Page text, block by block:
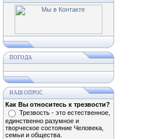
ПОГОДА
НАШ ОПРОС
Как Вы относитесь к трезвости?
Трезвость - это естественное,
единственно разумное и
творческое состояние Человека,
семьи и общества.